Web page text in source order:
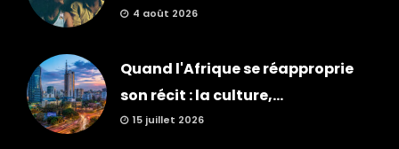
4 août 2026
Quand l'Afrique se réapproprie
son récit : la culture,...
15 juillet 2026